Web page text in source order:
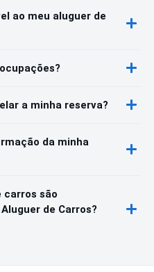
ao meu aluguer de
a minha reserva?
da minha
carros são
de Carros?